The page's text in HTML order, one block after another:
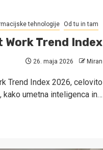
tehnologije Od tu in tam
Trend Index
26. maja 2026 Miran
Trend Index 2026, celovito
kako umetna inteligenca in…